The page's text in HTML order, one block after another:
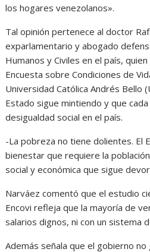
los hogares venezolanos».
Tal opinión pertenece al doctor
exparlamentario y abogado
Humanos y Civiles en el país,
Encuesta sobre Condiciones de
Universidad Católica Andrés Bello
Estado sigue mintiendo y que
desigualdad social en el país.
-La pobreza no tiene dolientes. El
bienestar que requiere la
social y económica que sigue
Narváez comentó que el estudio
Encovi refleja que la mayoría de
salarios dignos, ni con un sistema
Además señala que el gobierno